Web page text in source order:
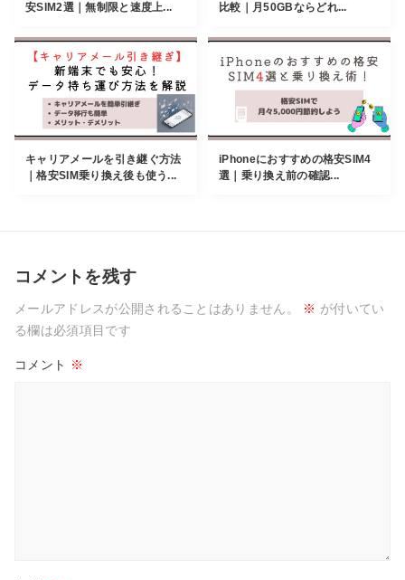
安SIM2選｜無制限と速度上...
比較｜月50GBならどれ...
キャリアメールを引き継ぐ方法
｜格安SIM乗り換え後も使う...
iPhoneにおすすめの格安SIM4
選｜乗り換え前の確認...
コメントを残す
メールアドレスが公開されることはありません。 ※ が付いてい
る欄は必須項目です
コメント ※